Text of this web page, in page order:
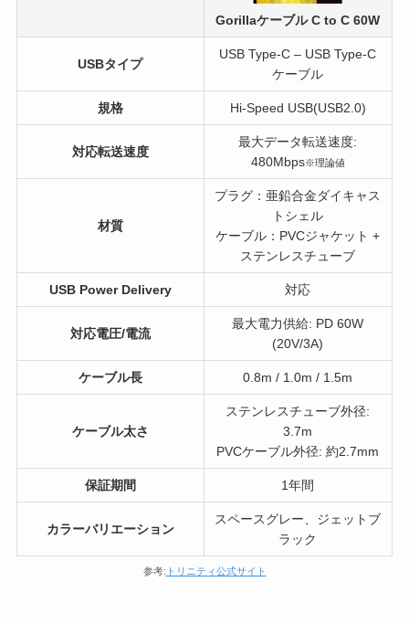
Gorillaケーブル C to C 60W
USBタイプ
USB Type-C – USB Type-C
ケーブル
規格 Hi-Speed USB(USB2.0)
対応転送速度
最大データ転送速度:
480Mbps※理論値
材質
プラグ：亜鉛合金ダイキャス
トシェル
ケーブル：PVCジャケット +
ステンレスチューブ
USB Power Delivery 対応
対応電圧/電流
最大電力供給: PD 60W
(20V/3A)
ケーブル長 0.8m / 1.0m / 1.5m
ケーブル太さ
ステンレスチューブ外径:
3.7m
PVCケーブル外径: 約2.7mm
保証期間 1年間
カラーバリエーション
スペースグレー、ジェットブ
ラック
参考: トリニティ公式サイト